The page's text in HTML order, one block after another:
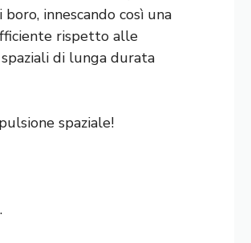
innescando così una
rispetto alle
di lunga durata
spaziale!